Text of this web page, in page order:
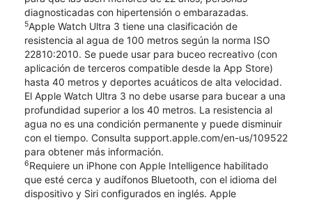
diagnosticadas con hipertensión o embarazadas.
5Apple Watch Ultra 3 tiene una clasificación de
resistencia al agua de 100 metros según la norma ISO
22810:2010. Se puede usar para buceo recreativo (con
aplicación de terceros compatible desde la App Store)
hasta 40 metros y deportes acuáticos de alta velocidad.
El Apple Watch Ultra 3 no debe usarse para bucear a una
profundidad superior a los 40 metros. La resistencia al
agua no es una condición permanente y puede disminuir
con el tiempo. Consulta support.apple.com/en-us/109522
para obtener más información.
6Requiere un iPhone con Apple Intelligence habilitado
que esté cerca y audífonos Bluetooth, con el idioma del
dispositivo y Siri configurados en inglés. Apple